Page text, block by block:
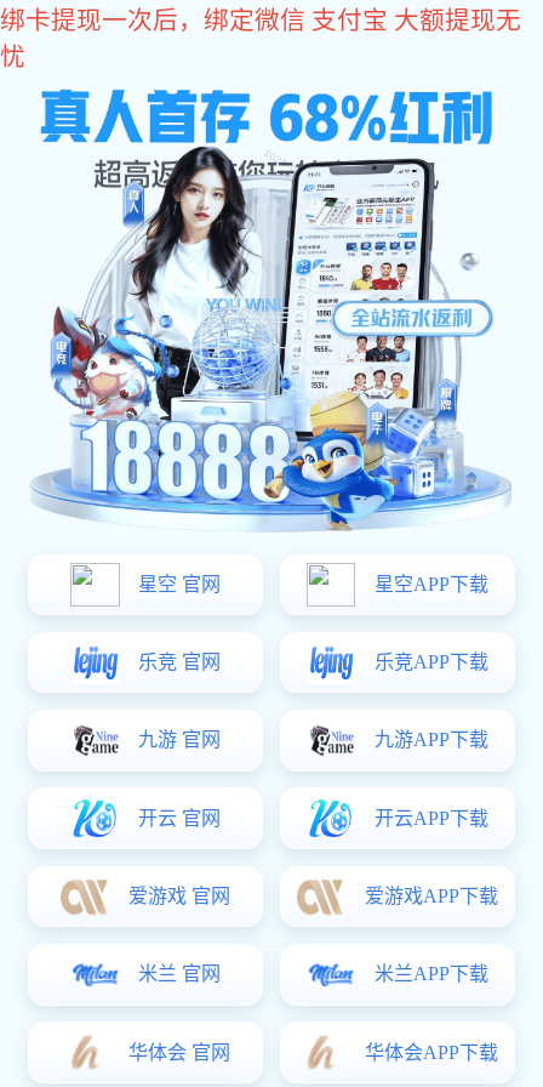
星空真人
您的位置:星空真人->合作客户->京瓷
京瓷
文章出处：合作客户 发表时间：2021-09-26 09:13:00 星空真人:
上一篇：没有了！
星空真人:SUMIDA(胜美达)